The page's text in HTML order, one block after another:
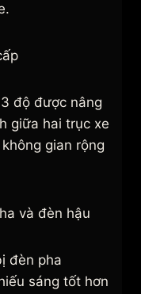
độ được nâng
giữa hai trục xe
gian rộng
và đèn hậu
đèn pha
sáng tốt hơn